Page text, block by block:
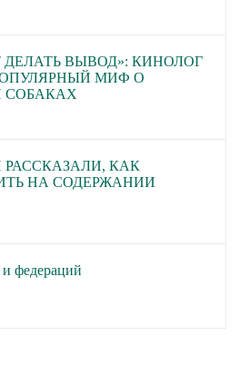
ДЕЛАТЬ ВЫВОД»: КИНОЛОГ
МИФ О
КАК
НА СОДЕРЖАНИИ
федераций